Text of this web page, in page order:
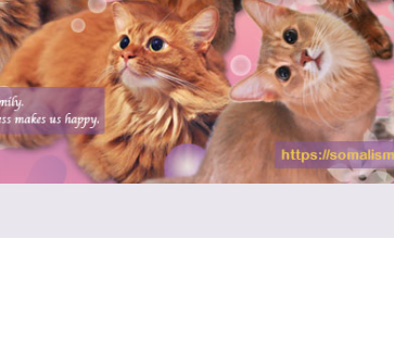
Lucia Lino
Lycka Leal
Laula